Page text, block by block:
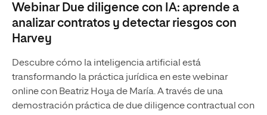
Webinar Due diligence con IA: aprende a
analizar contratos y detectar riesgos con
Harvey
Descubre cómo la inteligencia artificial está
transformando la práctica jurídica en este webinar
online con Beatriz Hoya de María. A través de una
demostración práctica de due diligence contractual con